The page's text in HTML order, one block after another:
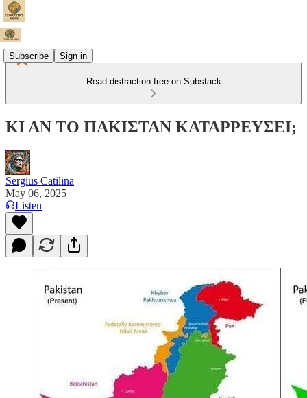
Subscribe Sign in
Read distraction-free on Substack
ΚΙ ΑΝ ΤΟ ΠΑΚΙΣΤΑΝ ΚΑΤΑΡΡΕΥΣΕΙ;
Sergius Catilina
May 06, 2025
Listen